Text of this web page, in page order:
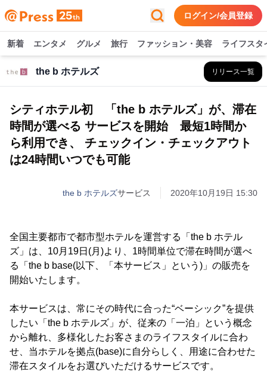
ログイン/会員登録
新着 エンタメ グルメ 旅行 ファッション・美容 ライフスタ
the b ホテルズ リリース一覧
シティホテル初 「the b ホテルズ」が、滞在
時間が選べる サービスを開始 最短1時間か
ら利用でき、 チェックイン・チェックアウト
は24時間いつでも可能
the b ホテルズサービス 2020年10月19日 15:30
全国主要都市で都市型ホテルを運営する「the b ホテル
ズ」は、10月19日(月)より、1時間単位で滞在時間が選べ
る「the b base(以下、「本サービス」という)」の販売を
開始いたします。
本サービスは、常にその時代に合った“ベーシック”を提供
したい「the b ホテルズ」が、従来の「一泊」という概念
から離れ、多様化したお客さまのライフスタイルに合わ
せ、当ホテルを拠点(base)に自分らしく、用途に合わせた
滞在スタイルをお選びいただけるサービスです。